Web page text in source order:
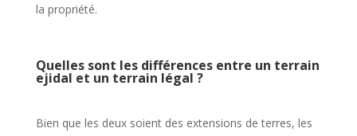
la propriété.
Quelles sont les différences entre un terrain
ejidal et un terrain légal ?
Bien que les deux soient des extensions de terres, les